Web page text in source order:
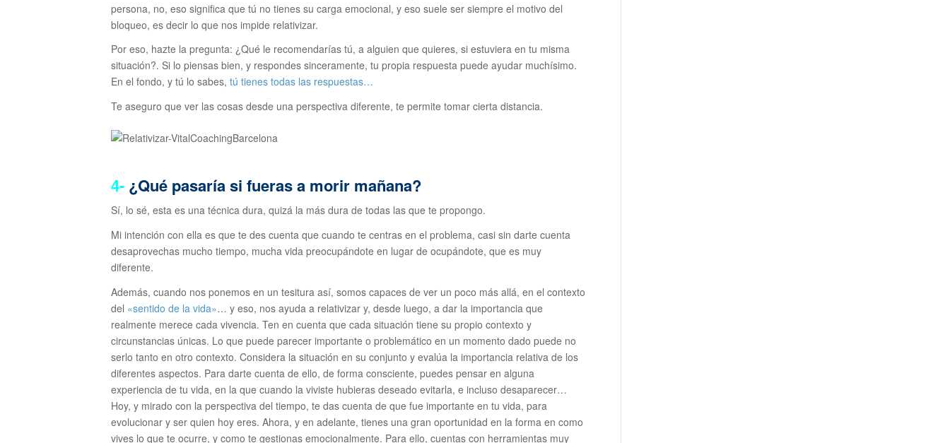
persona, no, eso significa que tú no tienes su carga emocional, y eso suele ser siempre el motivo del
bloqueo, es decir lo que nos impide relativizar.
Por eso, hazte la pregunta: ¿Qué le recomendarías tú, a alguien que quieres, si estuviera en tu misma
situación?. Si lo piensas bien, y respondes sinceramente, tu propia respuesta puede ayudar muchísimo.
En el fondo, y tú lo sabes, tú tienes todas las respuestas…
Te aseguro que ver las cosas desde una perspectiva diferente, te permite tomar cierta distancia.
4- ¿Qué pasaría si fueras a morir mañana?
Sí, lo sé, esta es una técnica dura, quizá la más dura de todas las que te propongo.
Mi intención con ella es que te des cuenta que cuando te centras en el problema, casi sin darte cuenta
desaprovechas mucho tiempo, mucha vida preocupándote en lugar de ocupándote, que es muy
diferente.
Además, cuando nos ponemos en un tesitura así, somos capaces de ver un poco más allá, en el contexto
del «sentido de la vida»… y eso, nos ayuda a relativizar y, desde luego, a dar la importancia que
realmente merece cada vivencia. Ten en cuenta que cada situación tiene su propio contexto y
circunstancias únicas. Lo que puede parecer importante o problemático en un momento dado puede no
serlo tanto en otro contexto. Considera la situación en su conjunto y evalúa la importancia relativa de los
diferentes aspectos. Para darte cuenta de ello, de forma consciente, puedes pensar en alguna
experiencia de tu vida, en la que cuando la viviste hubieras deseado evitarla, e incluso desaparecer…
Hoy, y mirado con la perspectiva del tiempo, te das cuenta de que fue importante en tu vida, para
evolucionar y ser quien hoy eres. Ahora, y en adelante, tienes una gran oportunidad en la forma en como
vives lo que te ocurre, y como te gestionas emocionalmente. Para ello, cuentas con herramientas muy